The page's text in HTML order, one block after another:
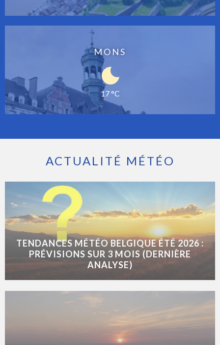
MONS
17 °C
ACTUALITÉ MÉTÉO
TENDANCES MÉTÉO BELGIQUE ÉTÉ 2026 :
PRÉVISIONS SUR 3 MOIS (DERNIÈRE
ANALYSE)